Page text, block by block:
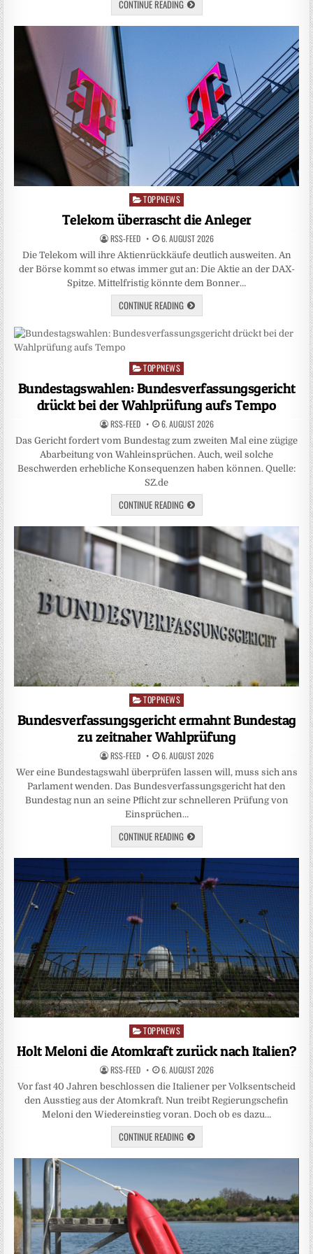
CONTINUE READING
Posted
TOPPNEWS
Telekom überrascht die Anleger
RSS-FEED 6. AUGUST 2026
Die Telekom will ihre Aktienrückkäufe deutlich ausweiten. An
der Börse kommt so etwas immer gut an: Die Aktie an der DAX-
Spitze. Mittelfristig könnte dem Bonner…
CONTINUE READING
Posted
in
TOPPNEWS
Bundestagswahlen: Bundesverfassungsgericht
drückt bei der Wahlprüfung aufs Tempo
RSS-FEED 6. AUGUST 2026
Das Gericht fordert vom Bundestag zum zweiten Mal eine zügige
Abarbeitung von Wahleinsprüchen. Auch, weil solche
Beschwerden erhebliche Konsequenzen haben können. Quelle:
SZ.de
CONTINUE READING
Posted
TOPPNEWS
Bundesverfassungsgericht ermahnt Bundestag
zu zeitnaher Wahlprüfung
RSS-FEED 6. AUGUST 2026
Wer eine Bundestagswahl überprüfen lassen will, muss sich ans
Parlament wenden. Das Bundesverfassungsgericht hat den
Bundestag nun an seine Pflicht zur schnelleren Prüfung von
Einsprüchen…
CONTINUE READING
Posted
TOPPNEWS
Holt Meloni die Atomkraft zurück nach Italien?
RSS-FEED 6. AUGUST 2026
Vor fast 40 Jahren beschlossen die Italiener per Volksentscheid
den Ausstieg aus der Atomkraft. Nun treibt Regierungschefin
Meloni den Wiedereinstieg voran. Doch ob es dazu…
CONTINUE READING